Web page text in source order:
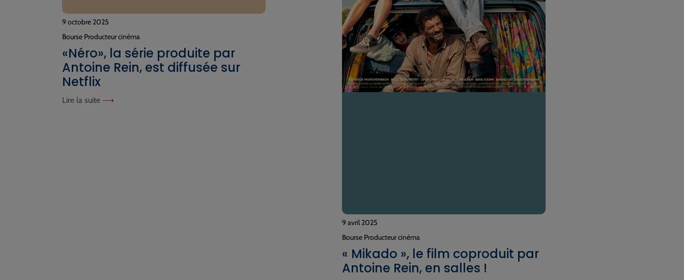
9 octobre 2025
Bourse Producteur cinéma
«Néro», la série produite par
Antoine Rein, est diffusée sur
Netflix
Lire la suite
9 avril 2025
Bourse Producteur cinéma
« Mikado », le film coproduit par
Antoine Rein, en salles !